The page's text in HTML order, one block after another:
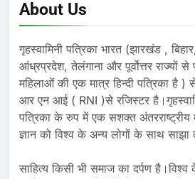
About Us
गृहस्वामिनी पत्रिका भारत (झारखंड ,
आंध्रप्रदेश, तेलंगाना और पूर्वोत्तर राज्यों से
महिलाओं की एक मात्र हिन्दी पत्रिका है )
आर एन आई ( RNI )से रजिस्टर
पत्रिका के रुप में एक सशक्त अंतरराष्ट्रीय
ज्ञान को विश्व के अन्य लोगों के साथ
साहित्य किसी भी समाज का दर्पण है।विश्व